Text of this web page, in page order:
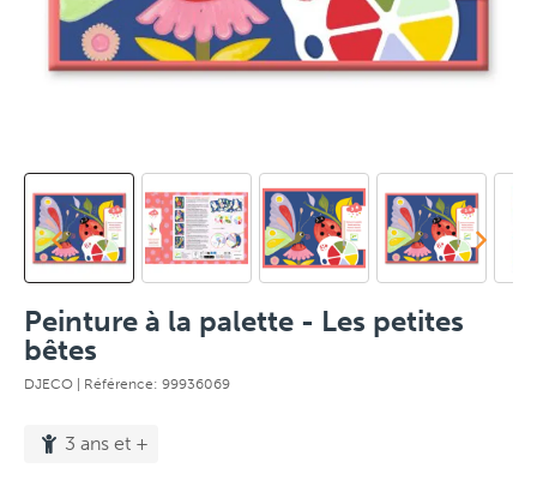
Peinture à la palette - Les petites
bêtes
DJECO | Référence: 99936069
3 ans et +